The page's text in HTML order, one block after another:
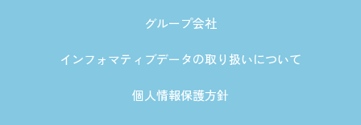
グループ会社
インフォマティブデータの取り扱いについて
個人情報保護方針